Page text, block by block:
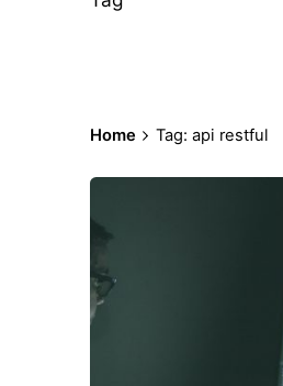
Home Tag: api restful